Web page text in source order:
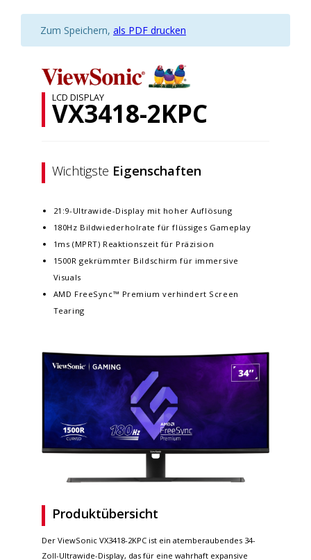
Zum Speichern, als PDF drucken
LCD DISPLAY
VX3418-2KPC
Wichtigste Eigenschaften
21:9-Ultrawide-Display mit hoher Auflösung
180Hz Bildwiederholrate für flüssiges Gameplay
1ms (MPRT) Reaktionszeit für Präzision
1500R gekrümmter Bildschirm für immersive
Visuals
AMD FreeSync™ Premium verhindert Screen
Tearing
Produktübersicht
Der ViewSonic VX3418-2KPC ist ein atemberaubendes 34-
Zoll-Ultrawide-Display, das für eine wahrhaft expansive